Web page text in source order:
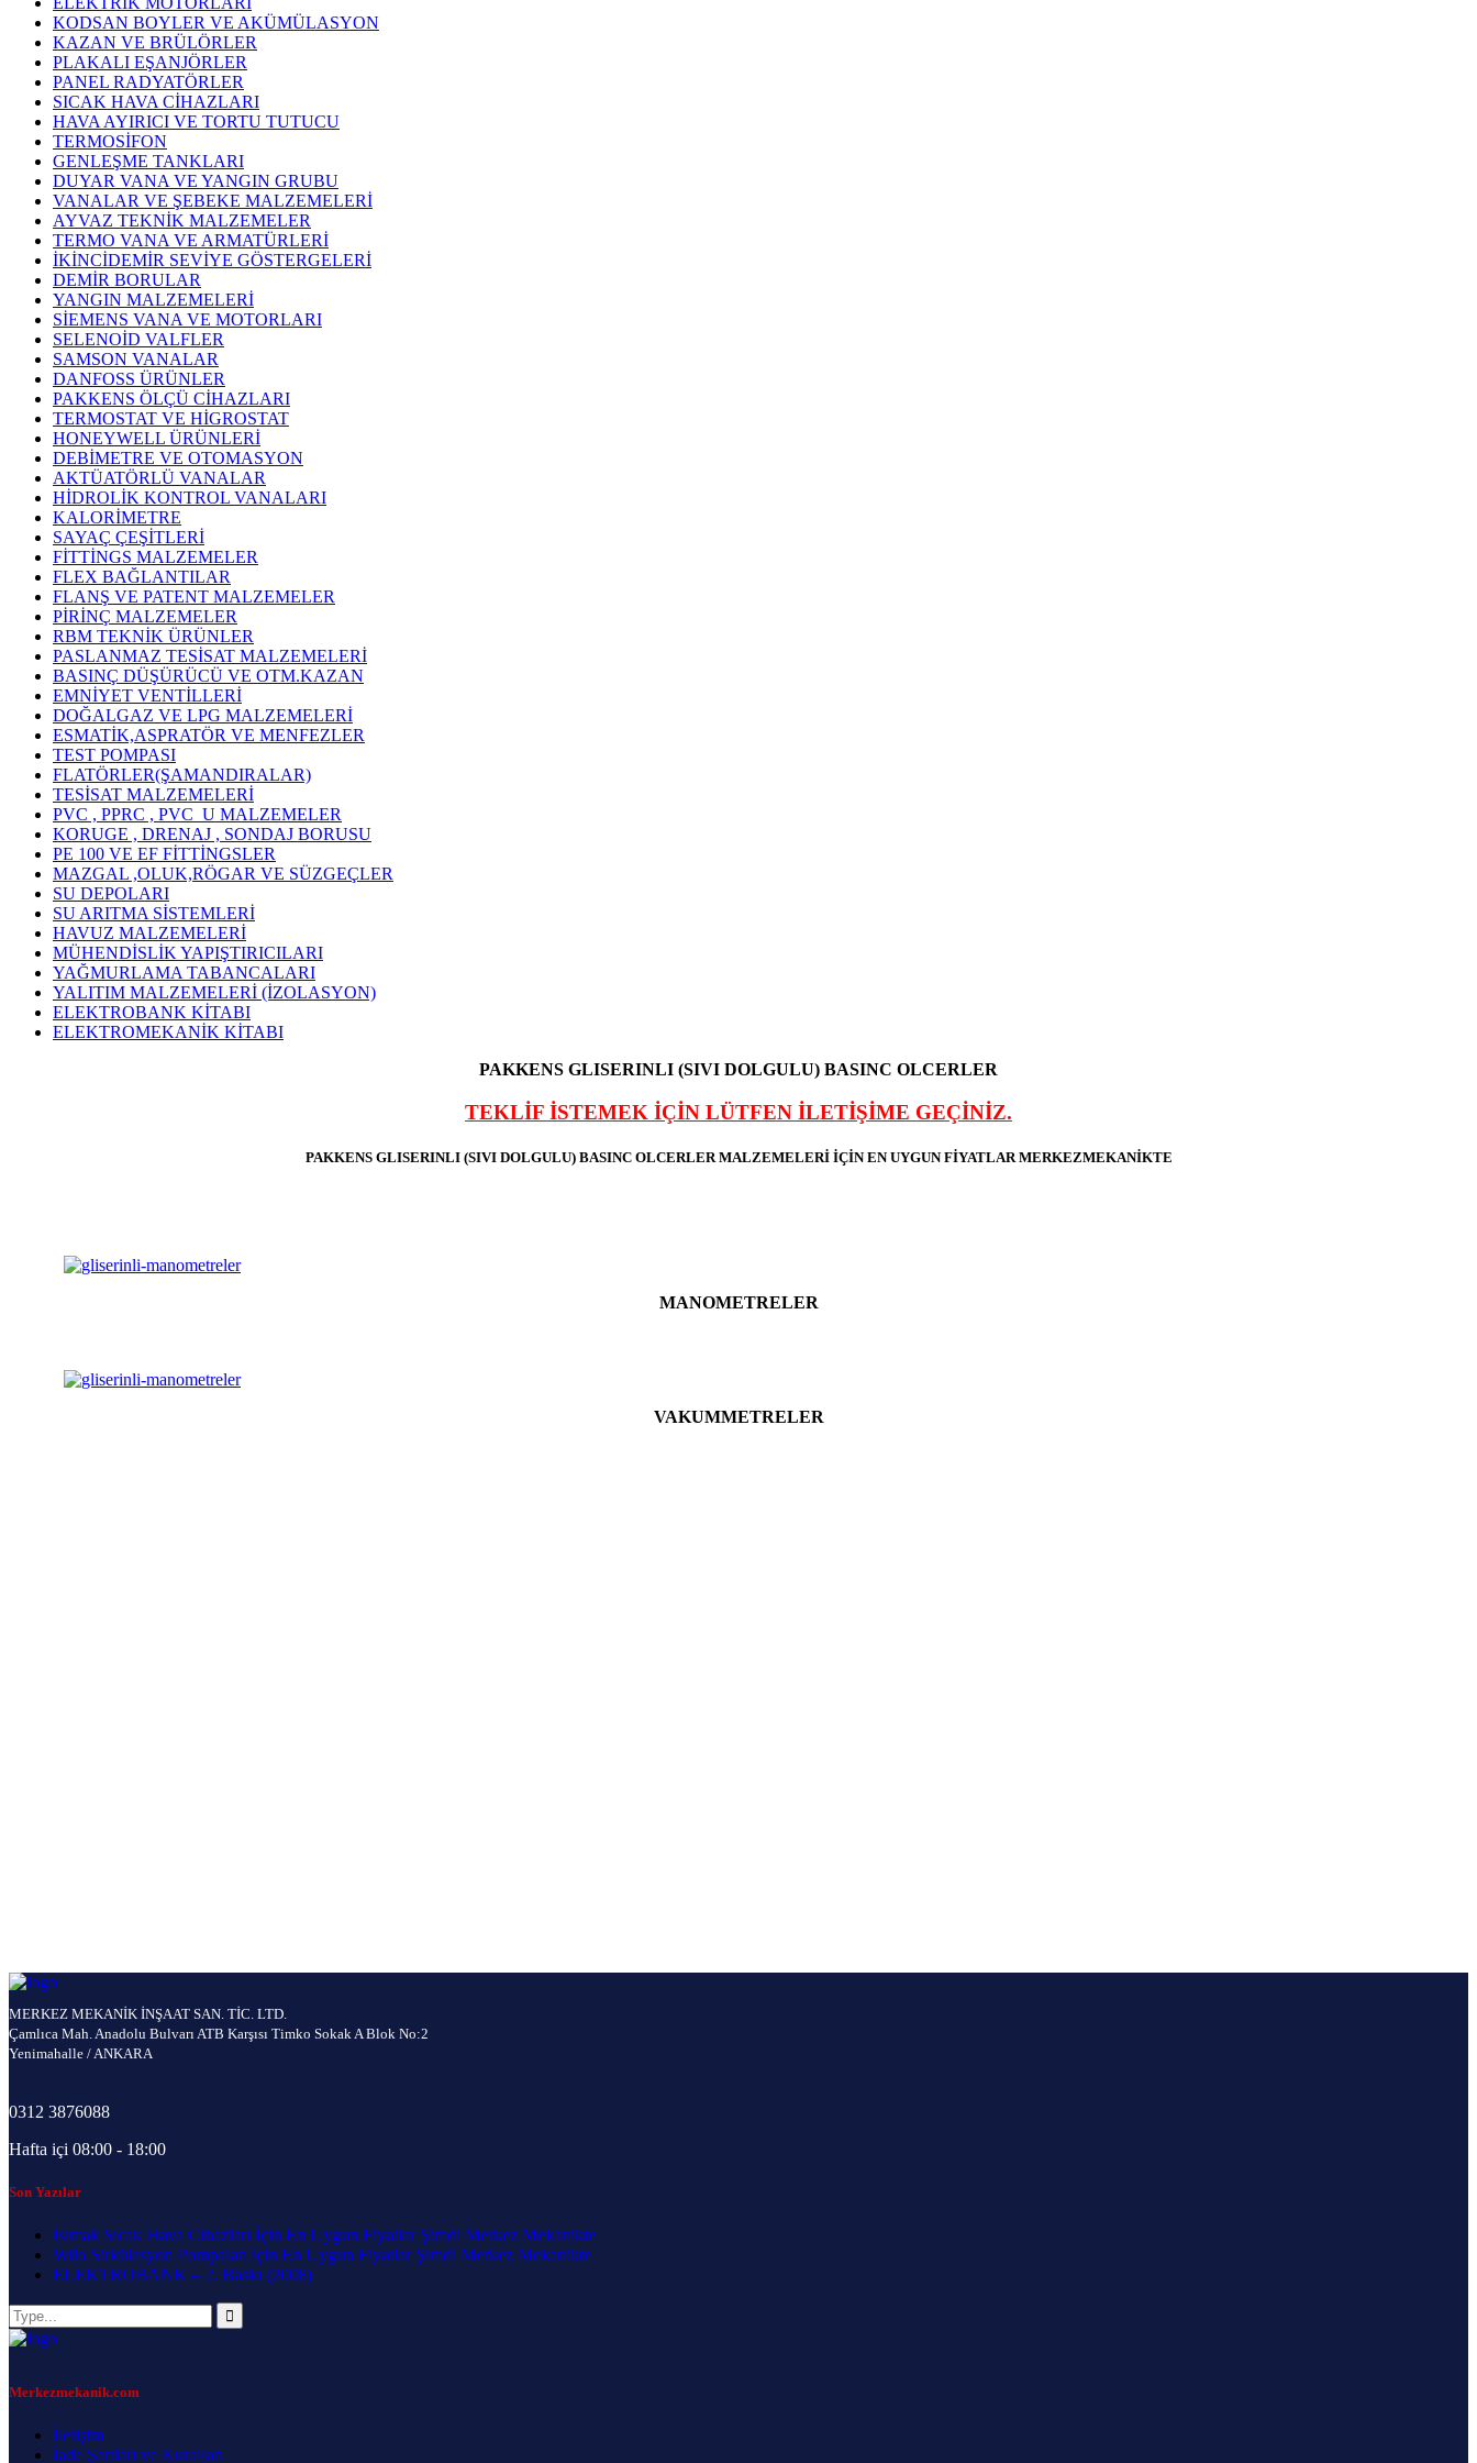
KODSAN BOYLER VE AKÜMÜLASYON
KAZAN VE BRÜLÖRLER
PLAKALI EŞANJÖRLER
PANEL RADYATÖRLER
SICAK HAVA CİHAZLARI
HAVA AYIRICI VE TORTU TUTUCU
TERMOSİFON
GENLEŞME TANKLARI
DUYAR VANA VE YANGIN GRUBU
VANALAR VE ŞEBEKE MALZEMELERİ
AYVAZ TEKNİK MALZEMELER
TERMO VANA VE ARMATÜRLERİ
İKİNCİDEMİR SEVİYE GÖSTERGELERİ
DEMİR BORULAR
YANGIN MALZEMELERİ
SİEMENS VANA VE MOTORLARI
SELENOİD VALFLER
SAMSON VANALAR
DANFOSS ÜRÜNLER
PAKKENS ÖLÇÜ CİHAZLARI
TERMOSTAT VE HİGROSTAT
HONEYWELL ÜRÜNLERİ
DEBİMETRE VE OTOMASYON
AKTÜATÖRLÜ VANALAR
HİDROLİK KONTROL VANALARI
KALORİMETRE
SAYAÇ ÇEŞİTLERİ
FİTTİNGS MALZEMELER
FLEX BAĞLANTILAR
FLANŞ VE PATENT MALZEMELER
PİRİNÇ MALZEMELER
RBM TEKNİK ÜRÜNLER
PASLANMAZ TESİSAT MALZEMELERİ
BASINÇ DÜŞÜRÜCÜ VE OTM.KAZAN
EMNİYET VENTİLLERİ
DOĞALGAZ VE LPG MALZEMELERİ
ESMATİK,ASPRATÖR VE MENFEZLER
TEST POMPASI
FLATÖRLER(ŞAMANDIRALAR)
TESİSAT MALZEMELERİ
PVC , PPRC , PVC_U MALZEMELER
KORUGE , DRENAJ , SONDAJ BORUSU
PE 100 VE EF FİTTİNGSLER
MAZGAL ,OLUK,RÖGAR VE SÜZGEÇLER
SU DEPOLARI
SU ARITMA SİSTEMLERİ
HAVUZ MALZEMELERİ
MÜHENDİSLİK YAPIŞTIRICILARI
YAĞMURLAMA TABANCALARI
YALITIM MALZEMELERİ (İZOLASYON)
ELEKTROBANK KİTABI
ELEKTROMEKANİK KİTABI
PAKKENS GLISERINLI (SIVI DOLGULU) BASINC OLCERLER
TEKLİF İSTEMEK İÇİN LÜTFEN İLETİŞİME GEÇİNİZ.
PAKKENS GLISERINLI (SIVI DOLGULU) BASINC OLCERLER MALZEMELERİ İÇİN EN UYGUN FİYATLAR MERKEZMEKANİKTE
MANOMETRELER
VAKUMMETRELER
MERKEZ MEKANİK İNŞAAT SAN. TİC. LTD.
Çamlıca Mah. Anadolu Bulvarı ATB Karşısı Timko Sokak A Blok No:2
Yenimahalle / ANKARA
0312 3876088
Hafta içi 08:00 - 18:00
Son Yazılar
Isımak Sıcak Hava Cihazları İçin En Uygun Fiyatlar Şimdi Merkez Mekanikte
Wilo Sirkülasyon Pompaları için En Uygun Fiyatlar Şimdi Merkez Mekanikte
ELEKTROBANK – 2. Baskı (2008)
Merkezmekanik.com
İletişim
İade Şartları ve Kuralları